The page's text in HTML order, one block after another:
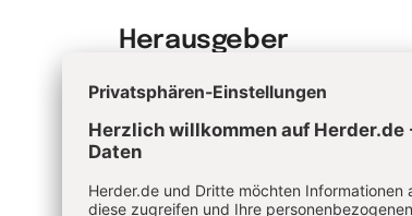
Herausgeber
Stephan Schlensog, geb.1958, Dr.
(1995-2024).
Mehr von Stephan Schlensog